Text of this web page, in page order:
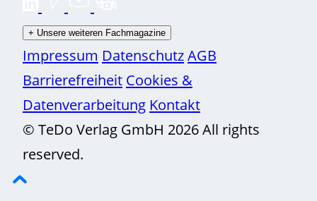
+ Unsere weiteren Fachmagazine
Impressum DatenschutzAGB
Barrierefreiheit Cookies &
Datenverarbeitung Kontakt
© TeDo Verlag GmbH 2026 All rights
reserved.